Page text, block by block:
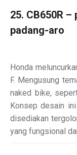
25. CB650R –
padang-aro
Honda
F. Mengusung
naked bike,
Konsep desain
disediakan
yang fungsional